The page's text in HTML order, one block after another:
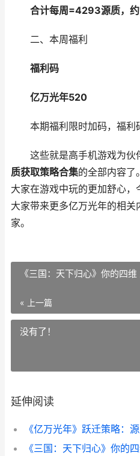
合计每周=4293源质，
二、本周福利
福利码
亿万光年520
本期福利限时加码，福利
这些就是高手机游戏为伙
质获取策略合集的全部内容了
大家在游戏中玩的更加舒心
大家带来更多亿万光年的相
家。
《三国：天下归心》你的四
« 上一篇
没有了！
延伸阅读